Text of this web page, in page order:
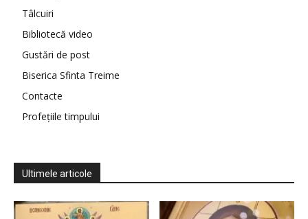
Tâlcuiri
Bibliotecă video
Gustări de post
Biserica Sfinta Treime
Contacte
Profețiile timpului
Ultimele articole